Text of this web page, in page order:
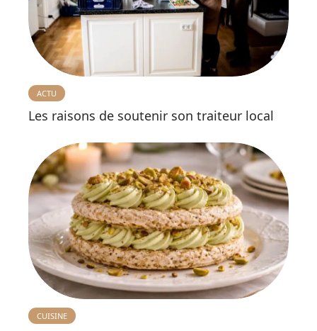
ACTU
Les raisons de soutenir son traiteur local
CUISINE